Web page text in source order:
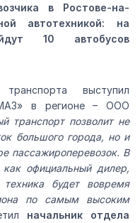
в Ростове-на-
автотехникой: на
10 автобусов
выступил
в регионе – ООО
транспорт позволит не
большого города, но и
пассажироперевозок. В
официальный дилер,
будет вовремя
по самым высоким
начальник отдела